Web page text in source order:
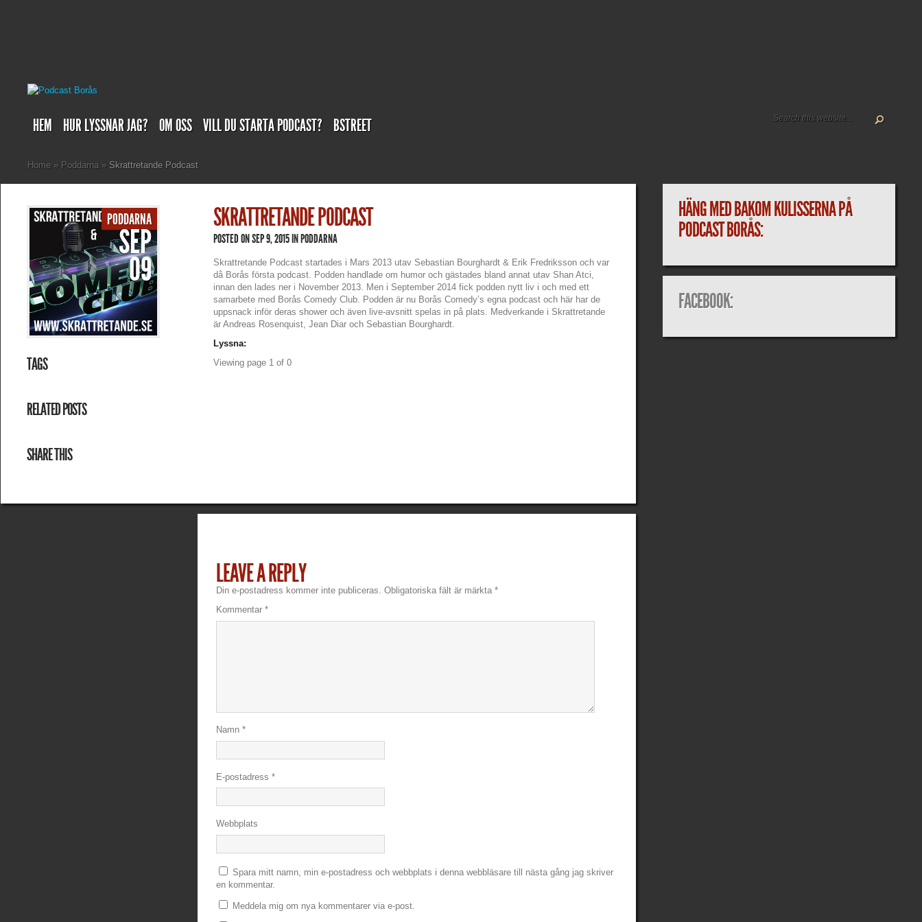
HEM HUR LYSSNAR JAG? OM OSS VILL DU STARTA PODCAST? BSTREET
Home » Poddarna » Skrattretande Podcast
PODDARNA
SEP
09
TAGS
RELATED POSTS
SHARE THIS
SKRATTRETANDE PODCAST
POSTED ON SEP 9, 2015 INPODDARNA
Skrattretande Podcast startades i Mars 2013 utav Sebastian Bourghardt & Erik Fredriksson och var
då Borås första podcast. Podden handlade om humor och gästades bland annat utav Shan Atci,
innan den lades ner i November 2013. Men i September 2014 fick podden nytt liv i och med ett
samarbete med Borås Comedy Club. Podden är nu Borås Comedy’s egna podcast och här har de
uppsnack inför deras shower och även live-avsnitt spelas in på plats. Medverkande i Skrattretande
är Andreas Rosenquist, Jean Diar och Sebastian Bourghardt.
Lyssna:
Viewing page 1 of 0
LEAVE A REPLY
Din e-postadress kommer inte publiceras. Obligatoriska fält är märkta *
Kommentar *
Namn *
E-postadress *
Webbplats
Spara mitt namn, min e-postadress och webbplats i denna webbläsare till nästa gång jag skriver
en kommentar.
Meddela mig om nya kommentarer via e-post.
HÄNG MED BAKOM KULISSERNA PÅ
PODCAST BORÅS:
FACEBOOK: